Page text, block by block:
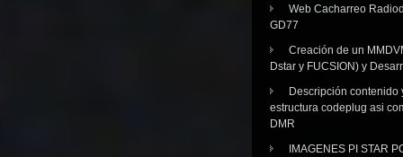
Web Cacharreo
GD77
Creación de un
Dstar y FUCSION) y
Descripción contenido
estructura codeplug asi
DMR
IMAGENES PI STAR